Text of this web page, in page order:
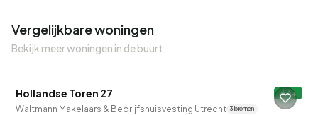
Vergelijkbare woningen
Bekijk meer woningen in de buurt
QUICKLANE™
Hollandse Toren 27 A+
Waltmann Makelaars & Bedrijfshuisvesting Utrecht 3 bronnen